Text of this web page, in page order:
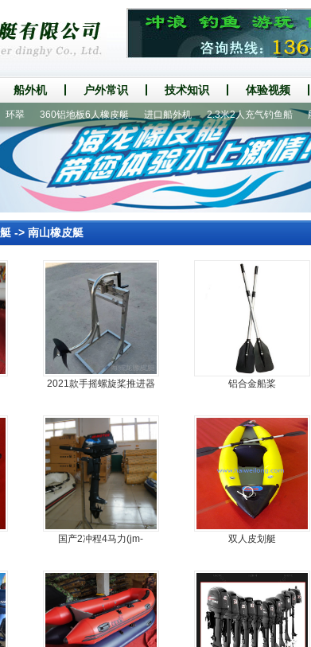
船外机 户外常识 技术知识 体验视频
360铝地板6人橡皮艇 进口船外机 2.3米2人充气钓鱼船 船外
-> 南山橡皮艇
2021款手摇螺旋桨推进器 铝合金船桨
国产2冲程4马力(jm-
双人皮划艇